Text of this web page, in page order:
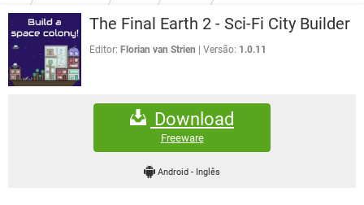
OUTLOOK EXCEL
INSTAGRAM GMAIL
GUIA DE COMPRAS
JOGOS WHATSAPP
CELULAR
OUTLOOK
DOWNLOADS
JOGOS WHATSAPP
CELULAR
EXCEL
GMAIL
FÓRUM
FACEBOOK
EXCEL
GMAIL
WHATSAPP
The Final Earth 2 - Sci-Fi City Builder
Editor: Florian van Strien Versão: 1.0.11
Download
Freeware
Android- Inglês